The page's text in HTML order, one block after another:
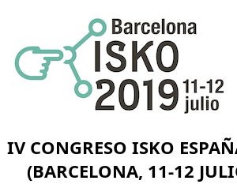
contingut
IV CONGRESO ISKO
(BARCELONA, 11-12